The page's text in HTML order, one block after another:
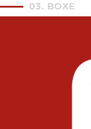
03. BOXE